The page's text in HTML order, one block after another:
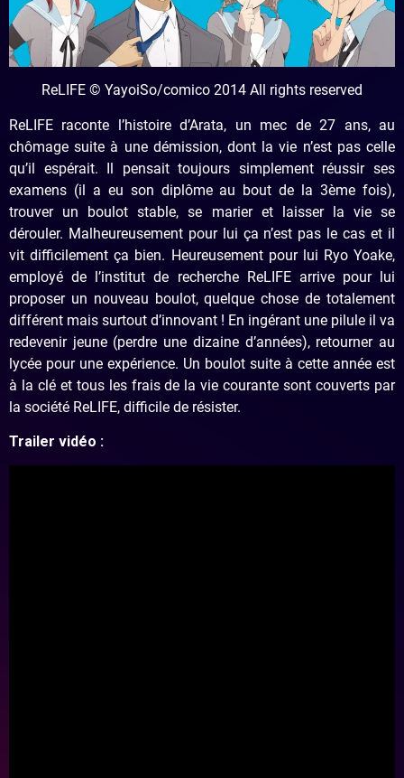
ReLIFE © YayoiSo/comico 2014 All rights reserved
ReLIFE raconte l’histoire d’Arata, un mec de 27 ans, au
chômage suite à une démission, dont la vie n’est pas celle
qu’il espérait. Il pensait toujours simplement réussir ses
examens (il a eu son diplôme au bout de la 3ème fois),
trouver un boulot stable, se marier et laisser la vie se
dérouler. Malheureusement pour lui ça n’est pas le cas et il
vit difficilement ça bien. Heureusement pour lui Ryo Yoake,
employé de l’institut de recherche ReLIFE arrive pour lui
proposer un nouveau boulot, quelque chose de totalement
différent mais surtout d’innovant ! En ingérant une pilule il va
redevenir jeune (perdre une dizaine d’années), retourner au
lycée pour une expérience. Un boulot suite à cette année est
à la clé et tous les frais de la vie courante sont couverts par
la société ReLIFE, difficile de résister.
Trailer vidéo :